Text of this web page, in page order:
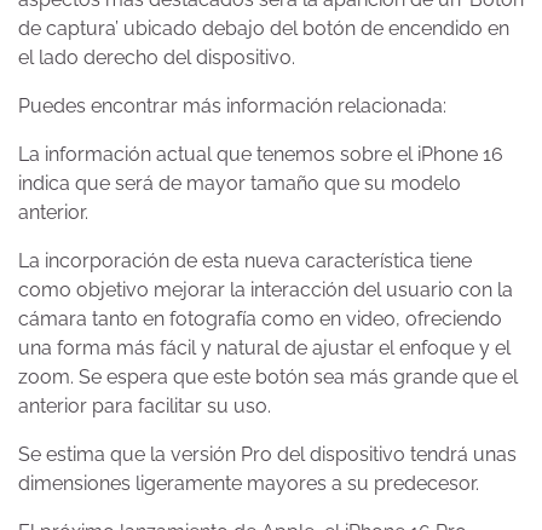
de captura’ ubicado debajo del botón de encendido en
el lado derecho del dispositivo.
Puedes encontrar más información relacionada:
La información actual que tenemos sobre el iPhone 16
indica que será de mayor tamaño que su modelo
anterior.
La incorporación de esta nueva característica tiene
como objetivo mejorar la interacción del usuario con la
cámara tanto en fotografía como en video, ofreciendo
una forma más fácil y natural de ajustar el enfoque y el
zoom. Se espera que este botón sea más grande que el
anterior para facilitar su uso.
Se estima que la versión Pro del dispositivo tendrá unas
dimensiones ligeramente mayores a su predecesor.